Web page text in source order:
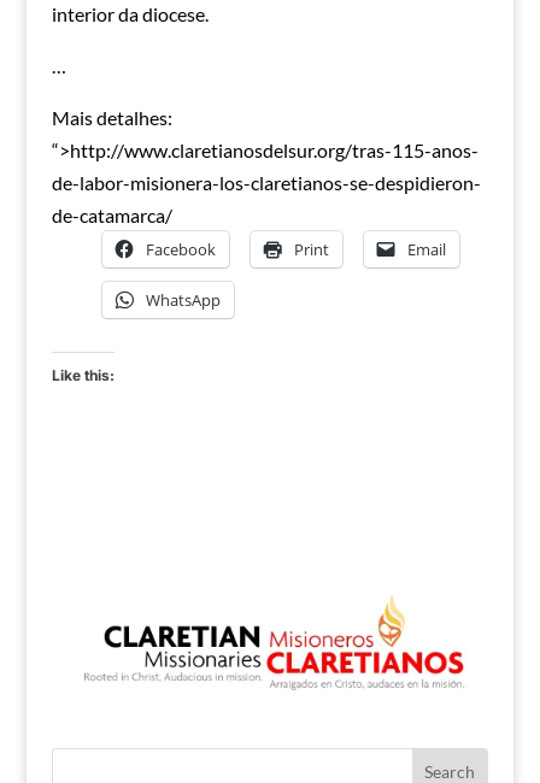
interior da diocese.
Mais detalhes:
“>http://www.claretianosdelsur.org/tras-115-anos-
de-labor-misionera-los-claretianos-se-despidieron-
de-catamarca/
Facebook Print Email
WhatsApp
Like this: